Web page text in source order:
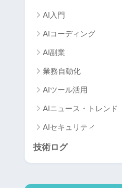
AI入門
AIコーディング
AI副業
業務自動化
AIツール活用
AIニュース・トレンド
AIセキュリティ
技術ログ